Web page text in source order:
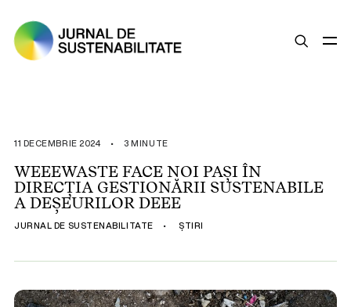
ȘTIRI
OPINII
ESG
LEGISLAȚIE
COMPANII SUSTENABILE
11 DECEMBRIE 2024 • 3 MINUTE
WEEEWASTE FACE NOI PAȘI ÎN
DIRECȚIA GESTIONĂRII SUSTENABILE
A DEȘEURILOR DEEE
JURNAL DE SUSTENABILITATE • ȘTIRI